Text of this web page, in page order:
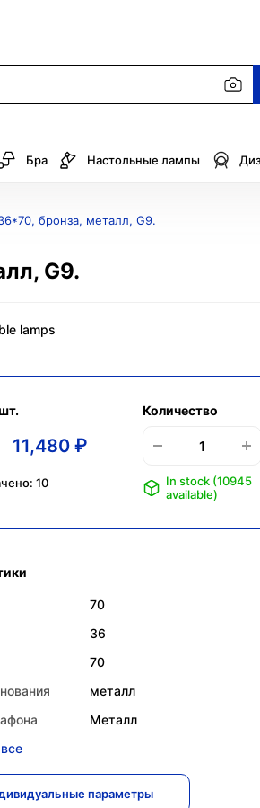
Бра Настольные лампы
бронза, металл, G9.
G9.
lamps
11,480 ₽
10
Количество
In stock (10945
available)
70
36
70
металл
Металл
параметры